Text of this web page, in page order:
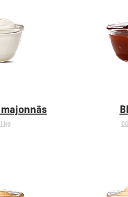
kg CO